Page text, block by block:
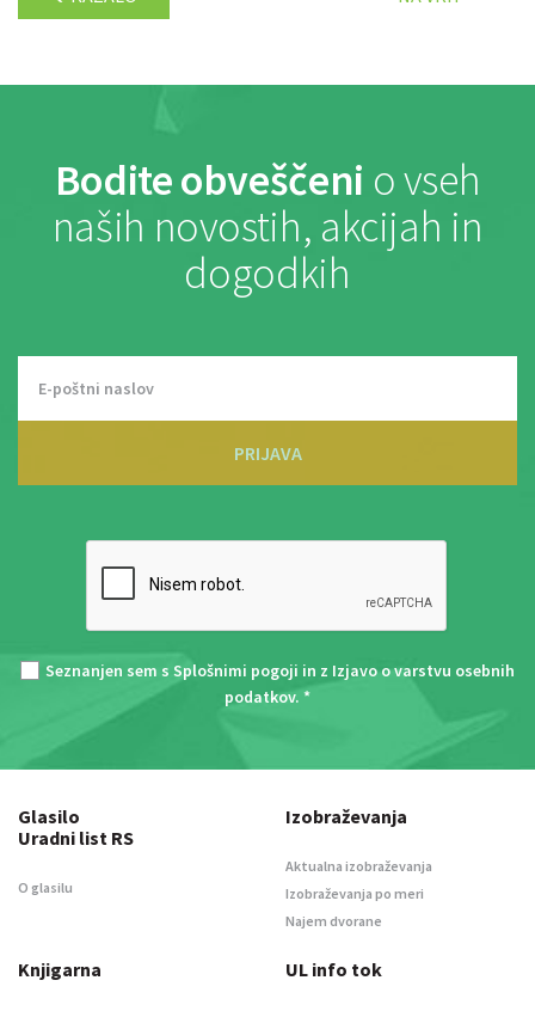
Bodite obveščeni o vseh
naših novostih, akcijah in
dogodkih
PRIJAVA
Seznanjen sem s Splošnimi pogoji in z Izjavo o varstvu osebnih
podatkov. *
Glasilo
Uradni list RS
O glasilu
Izobraževanja
Aktualna izobraževanja
Izobraževanja po meri
Najem dvorane
Knjigarna UL info tok